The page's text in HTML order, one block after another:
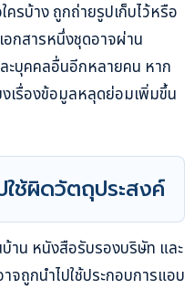
รบ้าง ถูกถ่ายรูปเก็บไว้หรือ
กสารหนึ่งชุดอาจผ่าน
ะบุคคลอื่นอีกหลายคน หาก
เรื่องข้อมูลหลุดย่อมเพิ่มขึ้น
ใช้ผิดวัตถุประสงค์
บ้าน หนังสือรับรองบริษัท และ
จถูกนำไปใช้ประกอบการแอบ